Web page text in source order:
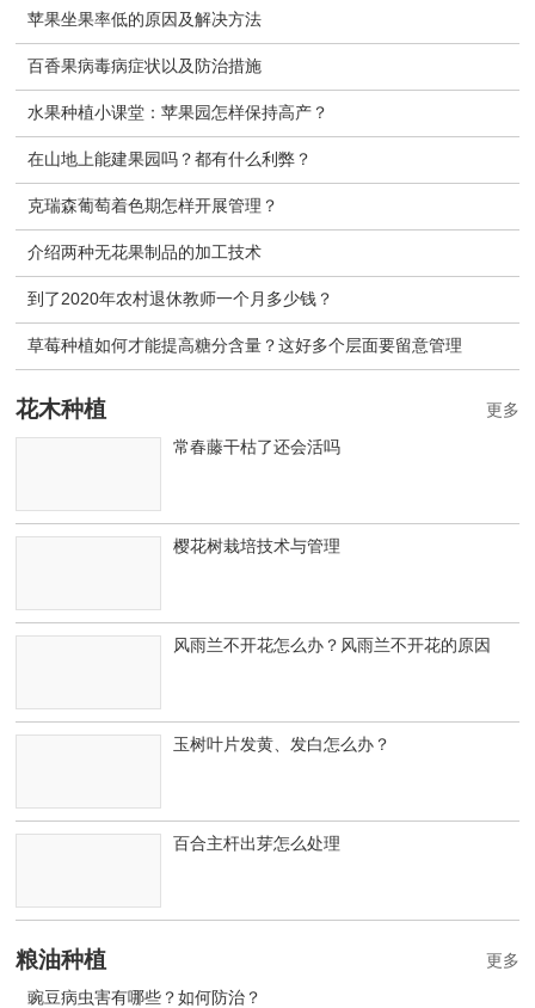
苹果坐果率低的原因及解决方法
百香果病毒病症状以及防治措施
水果种植小课堂：苹果园怎样保持高产？
在山地上能建果园吗？都有什么利弊？
克瑞森葡萄着色期怎样开展管理？
介绍两种无花果制品的加工技术
到了2020年农村退休教师一个月多少钱？
草莓种植如何才能提高糖分含量？这好多个层面要留意管理
花木种植
常春藤干枯了还会活吗
樱花树栽培技术与管理
风雨兰不开花怎么办？风雨兰不开花的原因
玉树叶片发黄、发白怎么办？
百合主杆出芽怎么处理
更多
粮油种植
豌豆病虫害有哪些？如何防治？
更多